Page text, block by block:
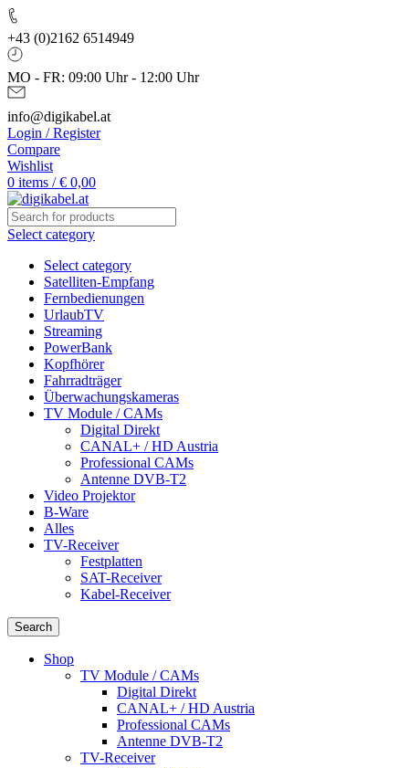
+43 (0)2162 6514949
MO - FR: 09:00 Uhr - 12:00 Uhr
info@digikabel.at
Login / Register
Compare
Wishlist
0 items / € 0,00
Select category
Select category
Satelliten-Empfang
Fernbedienungen
UrlaubTV
Streaming
PowerBank
Kopfhörer
Fahrradträger
Überwachungskameras
TV Module / CAMs
Digital Direkt
CANAL+ / HD Austria
Professional CAMs
Antenne DVB-T2
Video Projektor
B-Ware
Alles
TV-Receiver
Festplatten
SAT-Receiver
Kabel-Receiver
Search
Shop
TV Module / CAMs
Digital Direkt
CANAL+ / HD Austria
Professional CAMs
Antenne DVB-T2
TV-Receiver